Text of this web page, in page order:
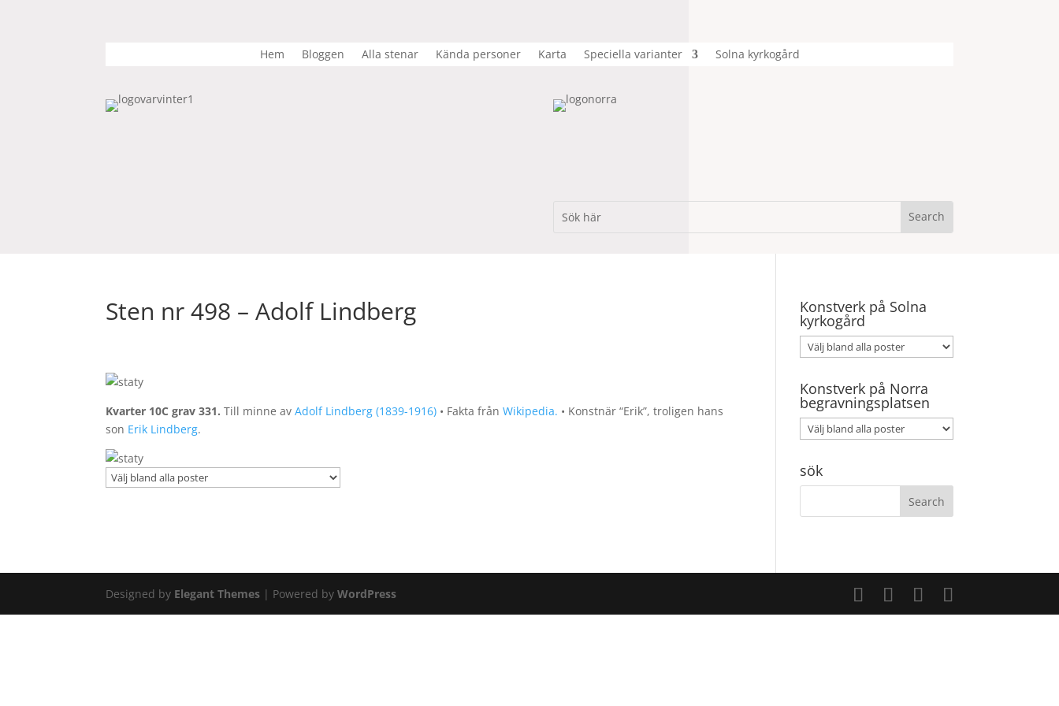
Hem Bloggen Alla stenar Kända personer Karta Speciella varianter Solna kyrkogård
Sten nr 498 – Adolf Lindberg
Kvarter 10C grav 331. Till minne avAdolf Lindberg (1839-1916) • Fakta frånWikipedia. • Konstnär “Erik”, troligen hans
son Erik Lindberg.
Konstverk på Solna
kyrkogård
Konstverk på Norra
begravningsplatsen
sök
Designed by Elegant Themes | Powered byWordPress